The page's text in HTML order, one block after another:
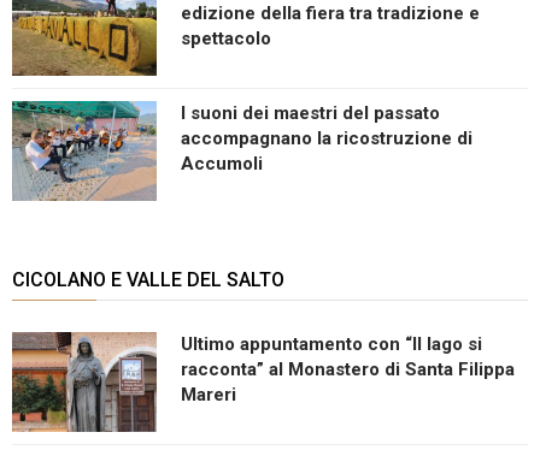
edizione della fiera tra tradizione e
spettacolo
I suoni dei maestri del passato
accompagnano la ricostruzione di
Accumoli
CICOLANO E VALLE DEL SALTO
Ultimo appuntamento con “Il lago si
racconta” al Monastero di Santa Filippa
Mareri